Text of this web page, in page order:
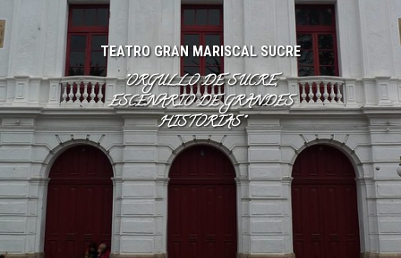
TEATRO GRAN MARISCAL SUCRE
"ORGULLO DE SUCRE,
ESCENARIO DE GRANDES
HISTORIAS"